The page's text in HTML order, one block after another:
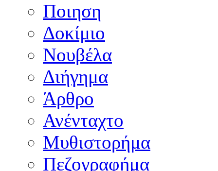
Ποιηση
Δοκίμιο
Νουβέλα
Διήγημα
Άρθρο
Ανένταχτο
Μυθιστορήμα
Πεζογραφήμα